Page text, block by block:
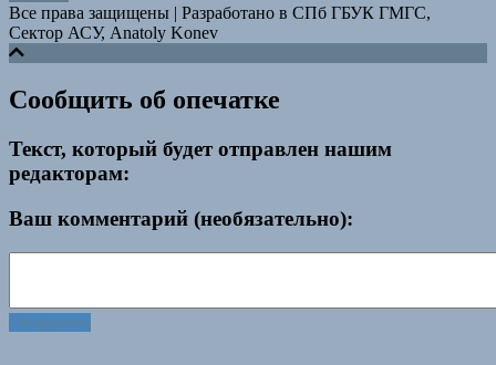
Все права защищены | Разработано в СПб ГБУК ГМГС,
Сектор АСУ, Anatoly Konev
Сообщить об опечатке
Текст, который будет отправлен нашим
редакторам:
Ваш комментарий (необязательно):
Отправить